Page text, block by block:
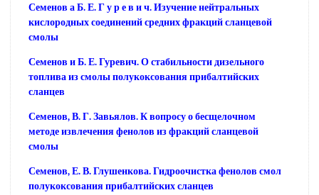
Семенов а Б. Е. Г у р е в и ч. Изучение нейтральных
кислородных соединений средних фракций сланцевой
смолы
Семенов и Б. Е. Гуревич. О стабильности дизельного
топлива из смолы полукоксования прибалтийских
сланцев
Семенов, В. Г. Завьялов. К вопросу о бесщелочном
методе извлечения фенолов из фракций сланцевой
смолы
Семенов, Е. В. Глушенкова. Гидроочистка фенолов смол
полукоксования прибалтийских сланцев